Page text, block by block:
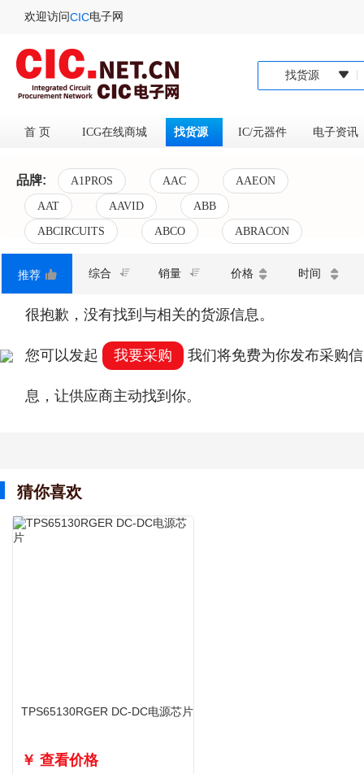
欢迎访问CIC电子网
找货源
首 页 ICG在线商城 找货源 IC/元器件 电子资
品牌: A1PROS AAC AAEON
AAT AAVID ABB
ABCIRCUITS ABCO ABRACON
推荐 综合 销量 价格 时间
很抱歉，没有找到与相关的货源信息。
您可以发起 我要采购 我们将免费为你发布采购信
息，让供应商主动找到你。
猜你喜欢
TPS65130RGER DC-DC电源芯片
￥ 查看价格